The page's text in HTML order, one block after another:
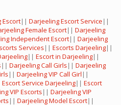
Escort|| Darjeeling Escort Service ||
Female Escort|| Darjeeling
Independent Escort|| Darjeeling
Services || Escorts Darjeeling||
|| Escort in Darjeeling||
|| Darjeeling Call Girls || Darjeeling
|| Darjeeling VIP Call Girl ||
Escort Service Darjeeling|| Escort
VIP Escorts || Darjeeling VIP
|| Darjeeling Model Escort||